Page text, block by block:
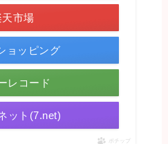
天市場
ョッピング
レコード
ット(7.net)
ポチップ